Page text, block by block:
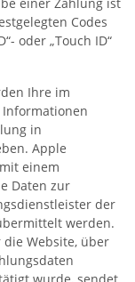
Codes
oder „Touch ID“
Ihre im
Informationen
in
Apple
einem
Daten zur
der
werden.
Website, über
wurde, sendet